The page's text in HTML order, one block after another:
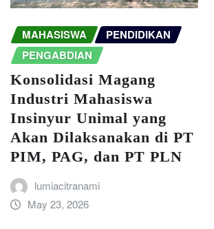
MAHASISWA
PENDIDIKAN
PENGABDIAN
Konsolidasi Magang
Industri Mahasiswa
Insinyur Unimal yang
Akan Dilaksanakan di PT
PIM, PAG, dan PT PLN
lumiacitranami
May 23, 2026